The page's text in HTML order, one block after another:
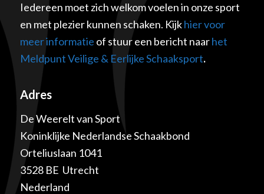
Iedereen moet zich welkom voelen in onze sport
en met plezier kunnen schaken. Kijkhier voor
meer informatie of stuur een bericht naarhet
Meldpunt Veilige & Eerlijke Schaaksport.
Adres
De Weerelt van Sport
Koninklijke Nederlandse Schaakbond
Orteliuslaan 1041
3528 BE Utrecht
Nederland